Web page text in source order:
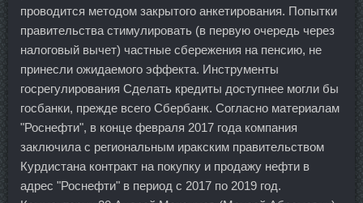
проводится методом закрытого анкетирования. Попытки
правительства стимулировать (в первую очередь через
налоговый вычет) частные сбережения на пенсию, не
принесли ожидаемого эффекта. Инструменты
госрегулирования Сделать кредиты доступнее могли бы
госбанки, прежде всего Сбербанк. Согласно материалам
"Роснефти", в конце февраля 2017 года компания
заключила с региональным иракским правительством
Курдистана контракт на покупку и продажу нефти в
адрес "Роснефти" в период с 2017 по 2019 год.